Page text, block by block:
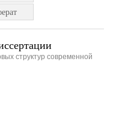
структур современной